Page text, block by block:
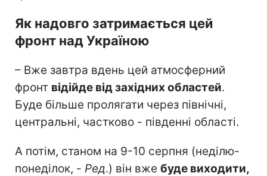
Як надовго затримається цей
фронт над Україною
– Вже завтра вдень цей атмосферний
фронт відійде від західних областей.
Буде більше пролягати через північні,
центральні, частково - південні області.
А потім, станом на 9-10 серпня (неділю-
понеділок, - Ред.) він вже буде виходити,